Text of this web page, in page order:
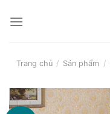
Trang chủ / Sản phẩm /